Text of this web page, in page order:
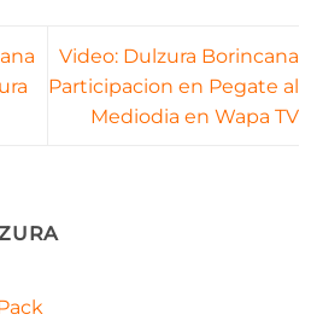
Video: Dulzura Borincana
Participacion en Pegate al
Mediodia en Wapa TV